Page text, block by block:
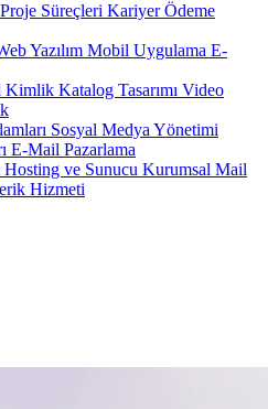
Proje Süreçleri KariyerÖdeme
Yazılım Mobil Uygulama E-
Kimlik Katalog Tasarımı Video
Sosyal Medya Yönetimi
E-Mail Pazarlama
Hosting ve Sunucu Kurumsal Mail
Hizmeti